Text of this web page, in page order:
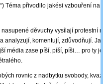
Téma přivodilo jakési vzbouření na
děvuchy vysílají protestní
analyzují, komentují, zdůvodňují.
média zase píší, píší, píši… pro ty
rovnic z nadbytku svobody,